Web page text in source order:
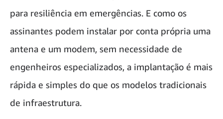
para resiliência em emergências. E como os
assinantes podem instalar por conta própria uma
antena e um modem, sem necessidade de
engenheiros especializados, a implantação é mais
rápida e simples do que os modelos tradicionais
de infraestrutura.